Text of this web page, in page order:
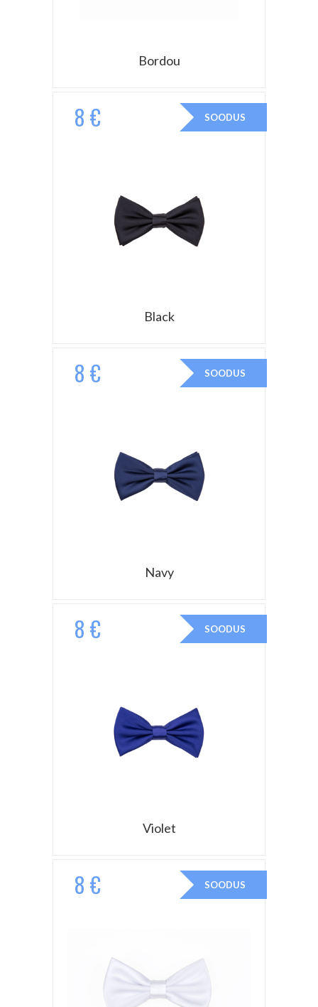
Bordou
SOODUS
8 €
Black
SOODUS
8 €
Navy
SOODUS
8 €
Violet
SOODUS
8 €